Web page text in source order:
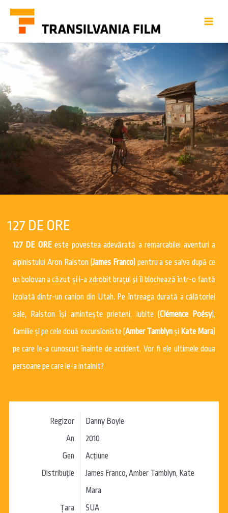
127 DE ORE
127 DE OREeste povestea adevărată a remarcabilei aventuri a
alpinistului Aron Ralston (James Franco) pentru a se salva după ce
un bolovan a căzut şi i-a zdrobit braţul şi îl blochează într-o fantă
izolată dintr-un canion din Utah. Pe întreaga durată a călătoriei
sale, Ralston îşi aminteşte prieteni, iubite (Clémence Poésy),
familie şi pe cele două excursioniste (Amber Tamblynşi Kate Mara)
pe care le-a cunoscut înainte de accident. Vor fi ele ultimele doua
persoane pe care le-a intalnit?
Regizor
Danny Boyle
An
2010
Gen
Acțiune
Distribuție
James Franco, Amber Tamblyn, Kate
Mara
Țara
SUA